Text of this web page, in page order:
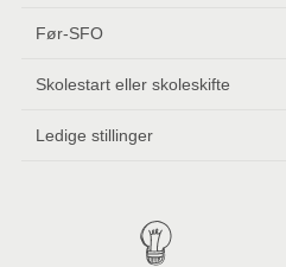
Før-SFO
Skolestart eller skoleskifte
Ledige stillinger